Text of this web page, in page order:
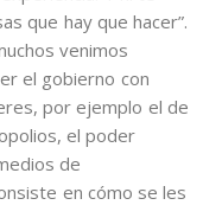
que hay que hacer”.
venimos
el gobierno con
por ejemplo el de
el poder
de
en cómo se les